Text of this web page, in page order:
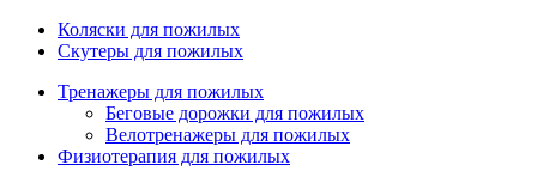
Коляски для пожилых
Скутеры для пожилых
Тренажеры для пожилых
Беговые дорожки для пожилых
Велотренажеры для пожилых
Физиотерапия для пожилых